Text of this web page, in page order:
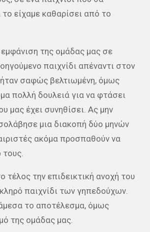
είχαμε καθαρίσει από το
εμφάνιση της ομάδας μας σε
παιχνίδι απέναντι στον
σαφώς βελτιωμένη, όμως
πολλή δουλειά για να φτάσει
μας έχει συνηθίσει. Ας μην
μια διακοπή δύο μηνών
ακόμα προσπαθούν να
τέλος την επιδεικτική ανοχή του
παιχνίδι των γηπεδούχων.
το αποτέλεσμα, όμως
της ομάδας μας.